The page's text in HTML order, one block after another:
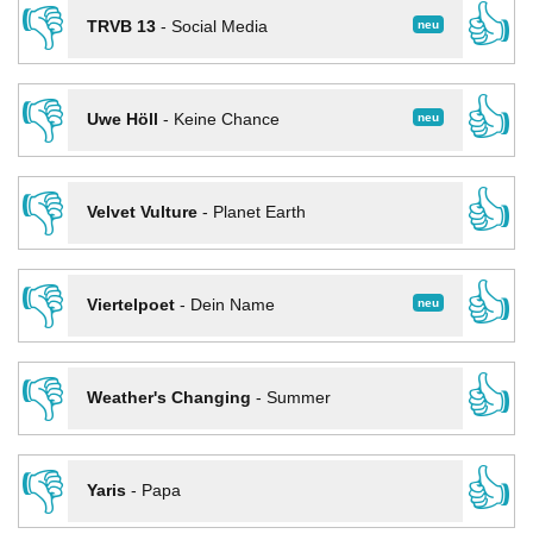
👎
neu
TRVB 13- Social Media
👍
👎
neu
Uwe Höll - Keine Chance
👍
👎
Velvet Vulture- Planet Earth
👍
👎
neu
Viertelpoet- Dein Name
👍
👎
Weather's Changing - Summer
👍
👎
Yaris- Papa 👍